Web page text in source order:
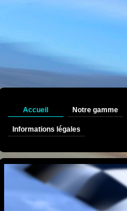
Accueil Notre gamme
Informations légales